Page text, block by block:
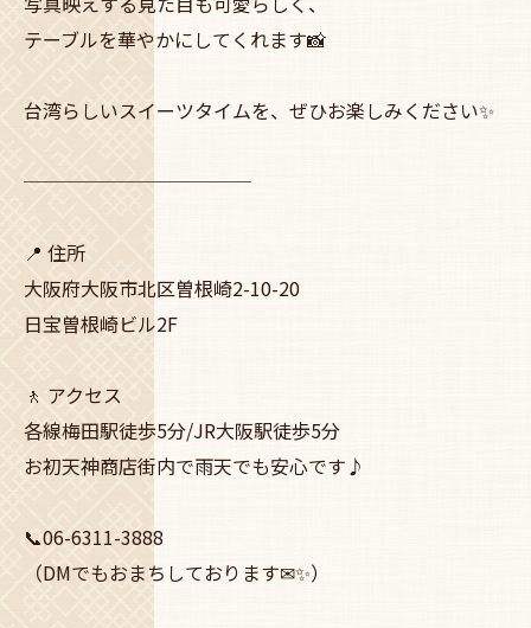
テーブルを華やかにしてくれます📸
台湾らしいスイーツタイムを、ぜひお楽しみください✨
────────────
📍 住所
大阪府大阪市北区曽根崎2-10-20
日宝曽根崎ビル2F
🚶 アクセス
各線梅田駅徒歩5分/JR大阪駅徒歩5分
お初天神商店街内で雨天でも安心です♪
📞06-6311-3888
（DMでもおまちしております✉✨）